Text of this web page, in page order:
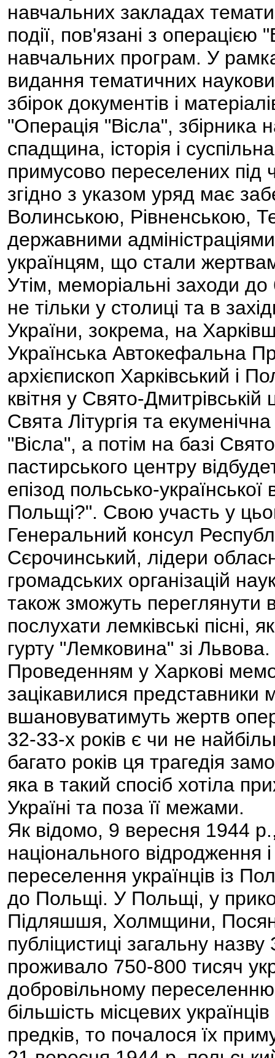
навчальних закладах
події, пов'язані з
навчальних програм. У
видання тематичних
збірок документів і
"Операція "Вісла",
спадщина, історія і
примусово переселених під
згідно з указом уряд має
Волинською, Рівненською,
державними
українцям, що стали
Утім, меморіальні заходи до
не тільки у столиці та в
України, зокрема, на
Українська Автокефальна
архієпископ Харківський і
квітня у Свято-
Свята Літургія та
"Вісла", а потім на базі
пастирського центру
епізод польсько-
Польщі?". Свою участь у
Генеральний консул
Сєрочинський, лідери
громадських організацій
також зможуть переглянути
послухати лемківські пісні,
гурту "Лемковина" зі Львова.
Проведенням у Харкові
зацікавилися
вшановуватимуть жертв
32-33-х років є чи не
багато років ця трагедія
яка в такий спосіб хотіла
Україні та поза її межами.
Як відомо, 9 вересня 1944
національного відродження
переселення українців із
до Польщі. У Польщі, у
Підляшшя, Холмщини,
публіцистиці загальну
проживало 750-800 тисяч
добровільному
більшість місцевих
предків, то почалося їх